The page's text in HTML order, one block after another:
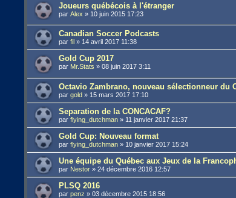
Joueurs québécois à l'étranger
parAlex » 10 juin 2015 17:23
Canadian Soccer Podcasts
parfil » 14 avril 2017 11:38
Gold Cup 2017
par Mr.Stats »08 juin 2017 3:11
Octavio Zambrano, nouveau sélectionneur du
pargold » 15 mars 2017 17:10
Separation de la CONCACAF?
parflying_dutchman » 11 janvier 2017 21:37
Gold Cup: Nouveau format
parflying_dutchman » 10 janvier 2017 15:24
Une équipe du Québec aux Jeux de la
par Nestor »24 décembre 2016 12:57
PLSQ 2016
parpenz »03 décembre 2015 18:56